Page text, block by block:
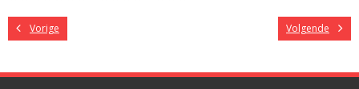
Vorige Volgende